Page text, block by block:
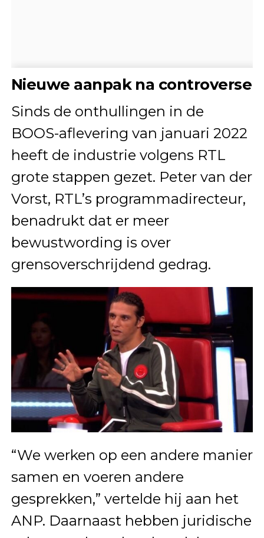
Nieuwe aanpak na controverse
Sinds de onthullingen in de
BOOS-aflevering van januari 2022
heeft de industrie volgens RTL
grote stappen gezet. Peter van der
Vorst, RTL’s programmadirecteur,
benadrukt dat er meer
bewustwording is over
grensoverschrijdend gedrag.
“We werken op een andere manier
samen en voeren andere
gesprekken,” vertelde hij aan het
ANP. Daarnaast hebben juridische